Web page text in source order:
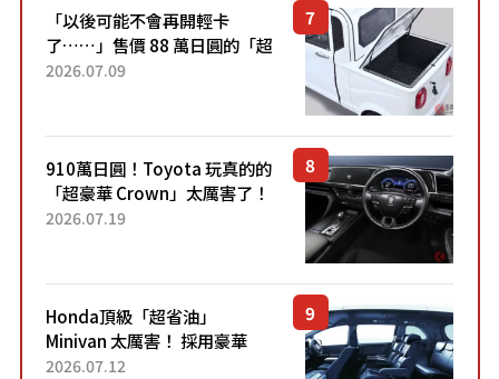
「以後可能不會再開輕卡
了……」售價 88 萬日圓的「超
迷你輕型貨車」引發兩極評
了！...
2026.07.09
910萬日圓！Toyota 玩真的的
「超豪華 Crown」太厲害了！
採用由「匠人技藝」打造的
2026.07.19
Honda頂級「超省油」
Minivan 太厲害！ 採用豪華
「真皮座椅」與專屬「黑色內
2026.07.12